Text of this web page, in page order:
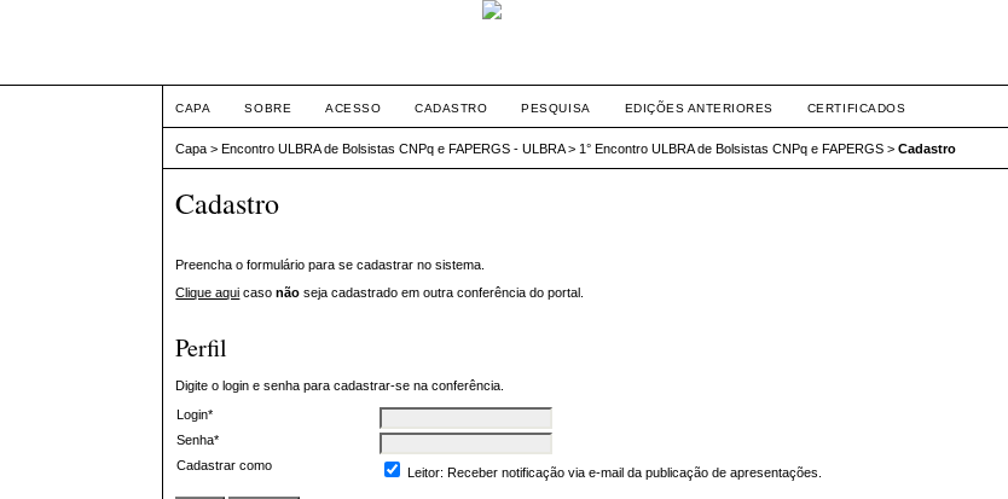
CAPA SOBRE ACESSO CADASTRO PESQUISA EDIÇÕES ANTERIORES CERTIFICADOS
Capa >Encontro ULBRA de Bolsistas CNPq e FAPERGS - ULBRA> 1° Encontro ULBRA de Bolsistas CNPq e FAPERGS >Cadastro
Cadastro
Preencha o formulário para se cadastrar no sistema.
Clique aqui casonão seja cadastrado em outra conferência do portal.
Perfil
Digite o login e senha para cadastrar-se na conferência.
Login*
Senha*
Cadastrar como
Leitor: Receber notificação via e-mail da publicação de apresentações.